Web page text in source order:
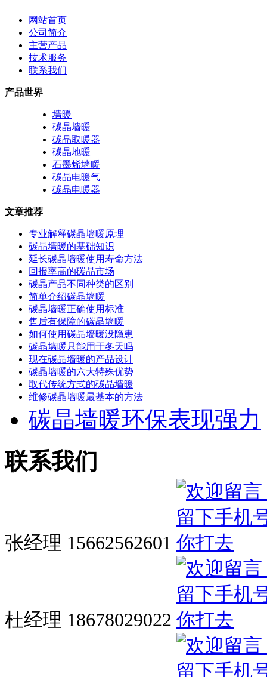
网站首页
公司简介
主营产品
技术服务
联系我们
产品世界
墙暖
碳晶墙暖
碳晶取暖器
碳晶地暖
石墨烯墙暖
碳晶电暖气
碳晶电暖器
文章推荐
专业解释碳晶墙暖原理
碳晶墙暖的基础知识
延长碳晶墙暖使用寿命方法
回报率高的碳晶市场
碳晶产品不同种类的区别
简单介绍碳晶墙暖
碳晶墙暖正确使用标准
售后有保障的碳晶墙暖
如何使用碳晶墙暖没隐患
碳晶墙暖只能用于冬天吗
现在碳晶墙暖的产品设计
碳晶墙暖的六大特殊优势
取代传统方式的碳晶墙暖
维修碳晶墙暖最基本的方法
碳晶墙暖环保表现强力
联系我们
张经理 15662562601
杜经理 18678029022